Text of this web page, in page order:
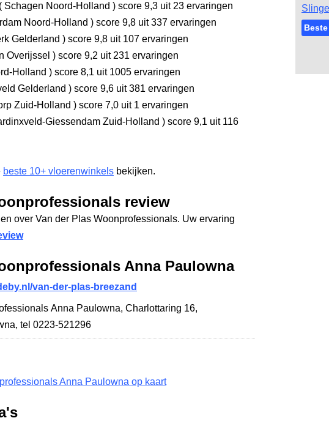
( Schagen Noord-Holland ) score 9,3 uit 23 ervaringen
Noord-Holland ) score 9,8 uit 337 ervaringen
Gelderland ) score 9,8 uit 107 ervaringen
Overijssel ) score 9,2 uit 231 ervaringen
Holland ) score 8,1 uit 1005 ervaringen
Gelderland ) score 9,6 uit 381 ervaringen
Zuid-Holland ) score 7,0 uit 1 ervaringen
Giessendam Zuid-Holland ) score 9,1 uit 116
beste 10+ vloerenwinkels bekijken.
review
over Van der Plas Woonprofessionals. Uw ervaring
Anna Paulowna
van-der-plas-breezand
Anna Paulowna, Charlottaring 16,
, tel 0223-521296
Anna Paulowna op kaart